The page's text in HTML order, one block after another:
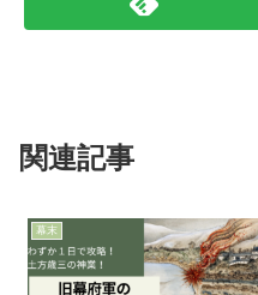
関連記事
幕末